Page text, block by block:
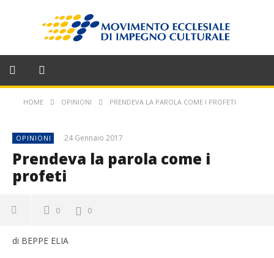
HOME OPINIONI PRENDEVA LA PAROLA COME I PROFETI
OPINIONI 24 Gennaio 2017
Prendeva la parola come i
profeti
0 0
di BEPPE ELIA